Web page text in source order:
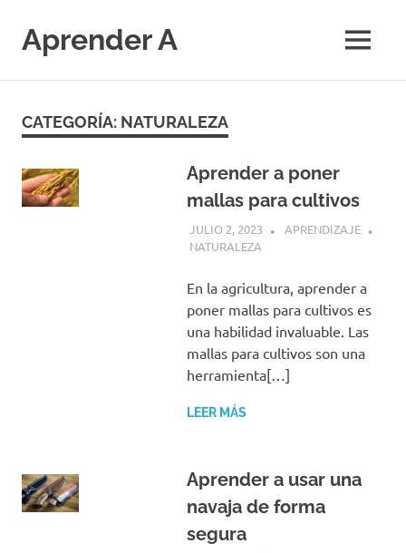
contenido
Aprender A
divertido
MENÚ
CATEGORÍA: NATURALEZA
Aprender a poner
mallas para cultivos
JULIO 2, 2023
APRENDIZAJE
NATURALEZA
En la agricultura, aprender a
poner mallas para cultivos es
una habilidad invaluable. Las
mallas para cultivos son una
herramienta[…]
LEER MÁS
Aprender a usar una
navaja de forma
segura